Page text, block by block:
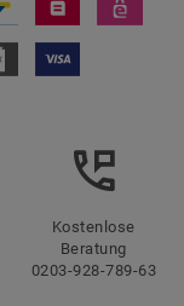
Kostenlose
Beratung
0203-928-789-63